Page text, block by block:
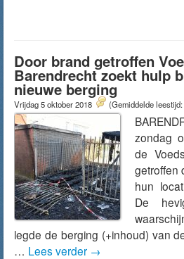
Door brand getroffen
Barendrecht zoekt hulp
nieuwe berging
Vrijdag 5 oktober 2018 (Gemiddelde
zondag
de
getroffen
hun
De
legde de berging (+inhoud) van
… Lees verder →